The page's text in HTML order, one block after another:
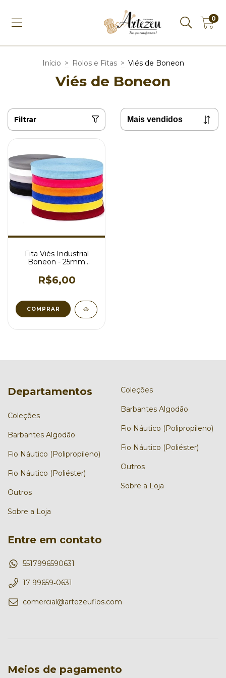
0
Início > Rolos e Fitas > Viés de Boneon
Viés de Boneon
Filtrar
Fita Viés Industrial
Boneon - 25mm
R$6,00
COMPRAR
Departamentos
Coleções
Barbantes Algodão
Fio Náutico (Polipropileno)
Fio Náutico (Poliéster)
Outros
Sobre a Loja
Coleções
Barbantes Algodão
Fio Náutico (Polipropileno)
Fio Náutico (Poliéster)
Outros
Sobre a Loja
Entre em contato
5517996590631
17 99659‑0631‬
comercial@artezeufios.com
Meios de pagamento